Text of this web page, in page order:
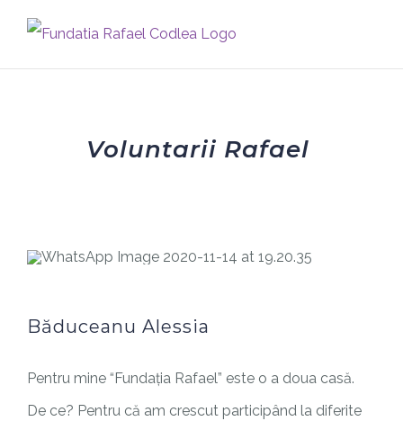
Voluntarii Rafael
Băduceanu Alessia
Pentru mine “Fundația Rafael” este o a doua casă.
De ce? Pentru că am crescut participând la diferite